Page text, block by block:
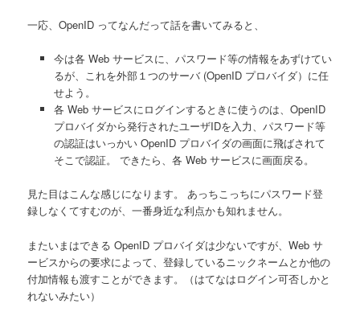
一応、OpenID ってなんだって話を書いてみると、
今は各 Web サービスに、パスワード等の情報をあずけてい
るが、これを外部１つのサーバ (OpenID プロバイダ）に任
せよう。
各 Web サービスにログインするときに使うのは、OpenID
プロバイダから発行されたユーザIDを入力、パスワード等
の認証はいっかい OpenID プロバイダの画面に飛ばされて
そこで認証。 できたら、各 Web サービスに画面戻る。
見た目はこんな感じになります。 あっちこっちにパスワード登
録しなくてすむのが、一番身近な利点かも知れません。
またいまはできる OpenID プロバイダは少ないですが、Web サ
ービスからの要求によって、登録しているニックネームとか他の
付加情報も渡すことができます。（はてなはログイン可否しかと
れないみたい）